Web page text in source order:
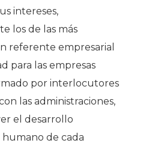
intereses,
los de las más
referente empresarial
para las empresas
por interlocutores
las administraciones,
el desarrollo
de cada